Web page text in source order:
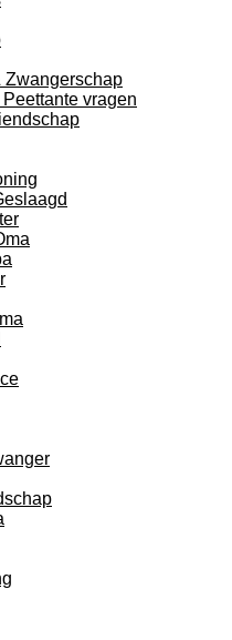
Zwangerschap
vragen